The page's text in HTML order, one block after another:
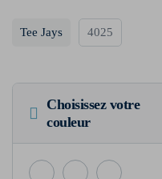
Tee Jays 4025
Choisissez votre
couleur